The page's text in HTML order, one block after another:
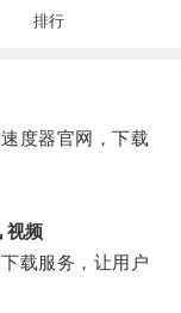
排行
度器官网，下载
视频
载服务，让用户